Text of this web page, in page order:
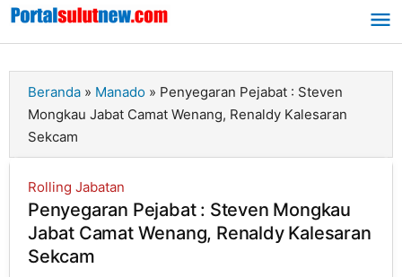
Lewati
Beranda » Manado » Penyegaran Pejabat : Steven
Mongkau Jabat Camat Wenang, Renaldy Kalesaran
Sekcam
Rolling Jabatan
Penyegaran Pejabat : Steven Mongkau
Jabat Camat Wenang, Renaldy Kalesaran
Sekcam